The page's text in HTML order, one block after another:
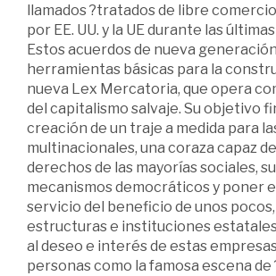
llamados ?tratados de libre
por EE. UU. y la UE durante las
Estos acuerdos de nueva
herramientas básicas para la
nueva Lex Mercatoria, que opera
del capitalismo salvaje. Su objetivo
creación de un traje a medida para
multinacionales, una coraza capaz
derechos de las mayorías sociales,
mecanismos democráticos y poner
servicio del beneficio de unos
estructuras e instituciones
al deseo e interés de estas
personas como la famosa escena